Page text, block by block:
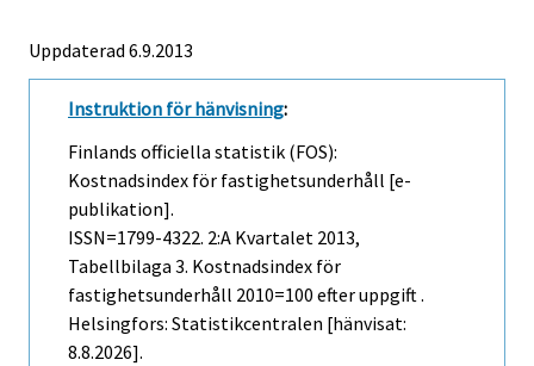
Uppdaterad 6.9.2013
Instruktion för hänvisning:
Finlands officiella statistik (FOS):
Kostnadsindex för fastighetsunderhåll [e-
publikation].
ISSN=1799-4322. 2:a Kvartalet 2013,
Tabellbilaga 3. Kostnadsindex för
fastighetsunderhåll 2010=100 efter uppgift .
Helsingfors: Statistikcentralen [hänvisat:
8.8.2026].